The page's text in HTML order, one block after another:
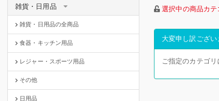
雑貨・日用品
雑貨・日用品の全商品
食器・キッチン用品
レジャー・スポーツ用品
その他
日用品
選択中の商品カ
大変申し訳ござい
ご指定のカテゴ